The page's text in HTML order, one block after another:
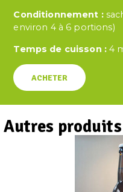
Conditionnement :
environ 4 à 6 portions)
Temps de cuisson :4
ACHETER
Autres